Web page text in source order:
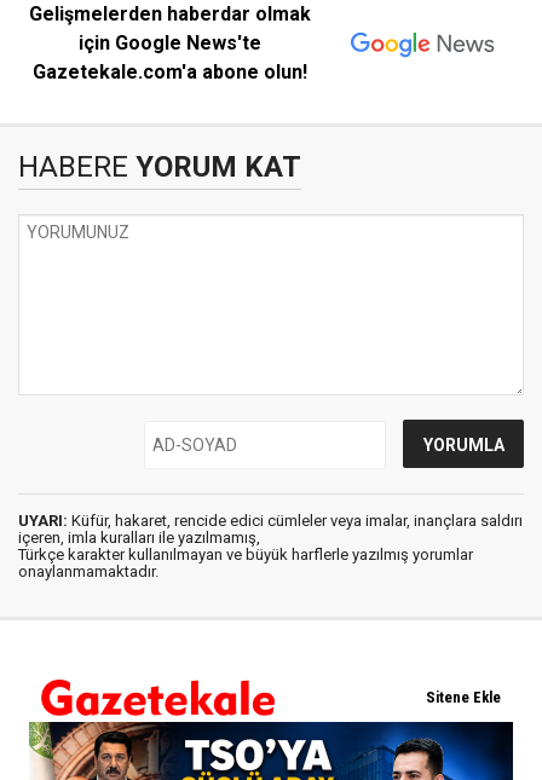
Gelişmelerden haberdar olmak
için Google News'te
Gazetekale.com'a abone olun!
HABERE YORUM KAT
UYARI: Küfür, hakaret, rencide edici cümleler veya imalar, inançlara saldırı
içeren, imla kuralları ile yazılmamış,
Türkçe karakter kullanılmayan ve büyük harflerle yazılmış yorumlar
onaylanmamaktadır.